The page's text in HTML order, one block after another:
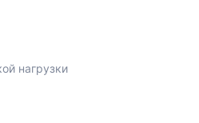
нагрузки